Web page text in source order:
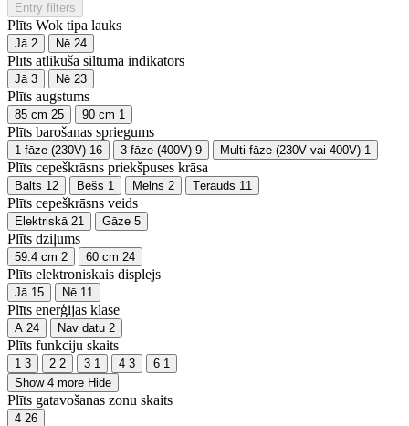
Entry filters
Plīts Wok tipa lauks
Jā 2 Nē 24
Plīts atlikušā siltuma indikators
Jā 3 Nē 23
Plīts augstums
85 cm 25 90 cm 1
Plīts barošanas spriegums
1-fāze (230V) 16 3-fāze (400V) 9 Multi-fāze (230V vai 400V) 1
Plīts cepeškrāsns priekšpuses krāsa
Balts 12 Bēšs 1 Melns 2 Tērauds 11
Plīts cepeškrāsns veids
Elektriskā 21 Gāze 5
Plīts dziļums
59.4 cm 2 60 cm 24
Plīts elektroniskais displejs
Jā 15 Nē 11
Plīts enerģijas klase
A 24 Nav datu 2
Plīts funkciju skaits
1 3 2 2 3 1 4 3 6 1
Show 4 more Hide
Plīts gatavošanas zonu skaits
4 26